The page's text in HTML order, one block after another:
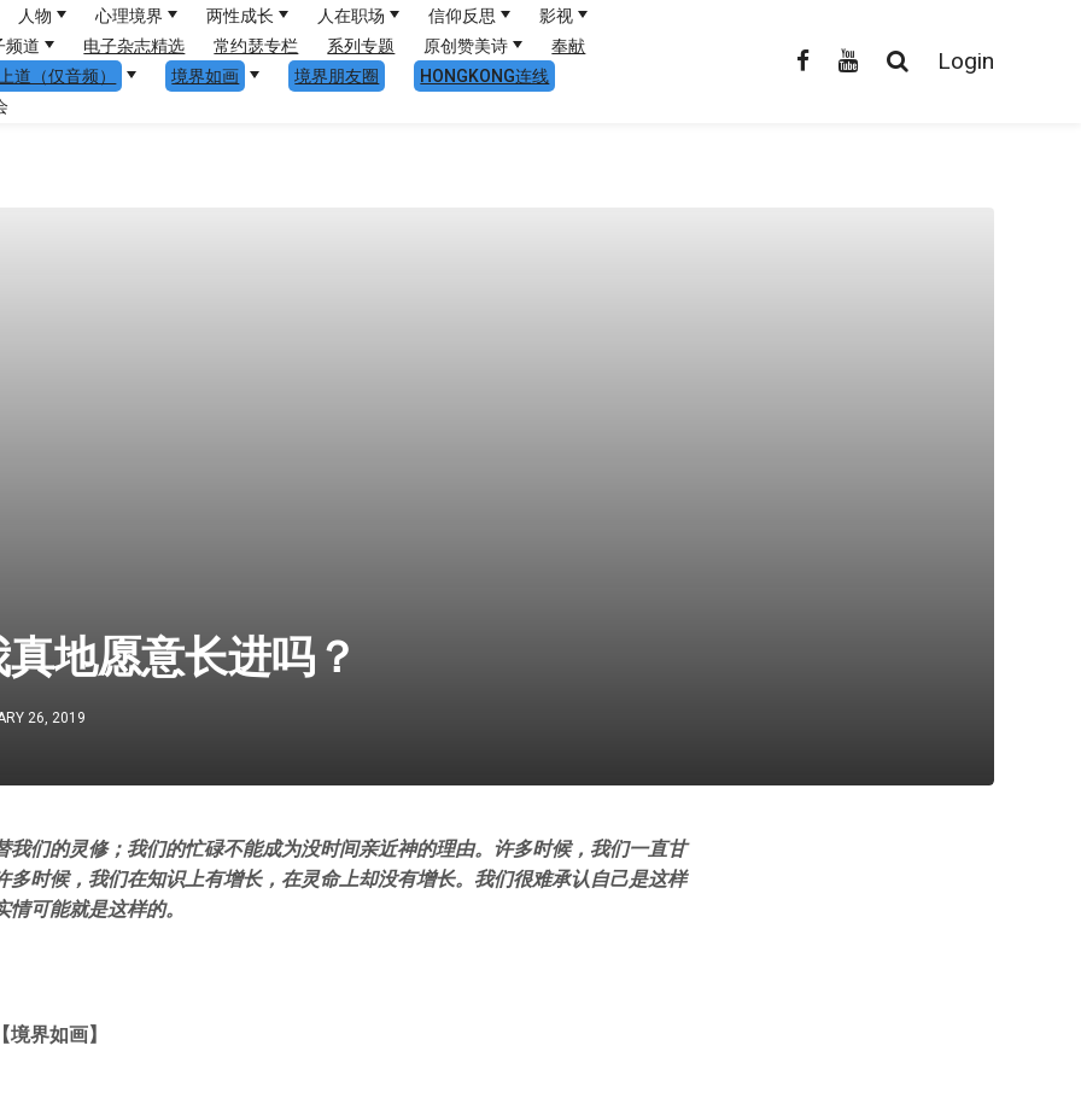
人物 心理境界 两性成长 人在职场 信仰反思
影视
频道 电子杂志精选 常约瑟专栏 系列专题 原创赞美诗
奉献
道（仅音频） 境界如画 境界朋友圈
HONGKONG连线
Login
地愿意长进吗？
26, 2019
我们的灵修；我们的忙碌不能成为没时间亲近神的理由。许多时候，我们一直甘
多时候，我们在知识上有增长，在灵命上却没有增长。我们很难承认自己是这样
可能就是这样的。
【境界如画】